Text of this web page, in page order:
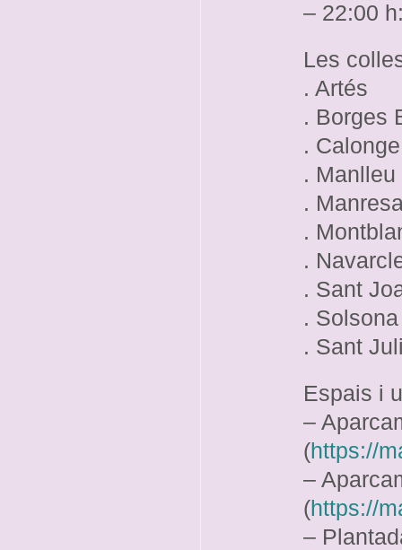
– 22:00
Les
. Artés
. Borges
. Calonge
. Manlleu
.
.
.
. Sant
.
. Sant
Espais i
–
(https://
–
(https://
–